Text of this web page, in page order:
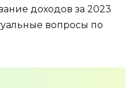
доходов за 2023
вопросы по